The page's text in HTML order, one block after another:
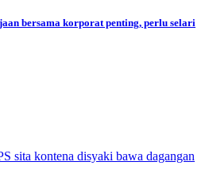
bersama korporat penting, perlu selari